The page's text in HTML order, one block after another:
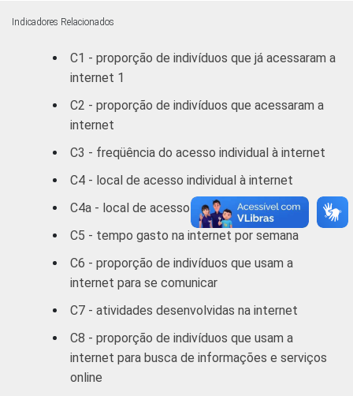
FAIXA
ETÁRIA
De 10 a 15 anos 32
De 16 a 24 anos 36
De 35 a 44 anos
De 45 a 59 anos 64
FAMILIAR
R$466-R$930
Indicadores Relacionados
C1 - proporção de indivíduos que já acessaram a
internet 1
C2 - proporção de indivíduos que acessaram a
internet
C3 - freqüência do acesso individual à internet
C4 - local de acesso individual à internet
C4a - local de acesso individual à internet
C5 - tempo gasto na internet por semana
C6 - proporção de indivíduos que usam a
internet para se comunicar
C7 - atividades desenvolvidas na internet
C8 - proporção de indivíduos que usam a
internet para busca de informações e serviços
online